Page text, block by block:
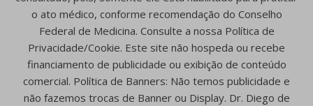
o ato médico, conforme recomendação do Conselho
Federal de Medicina. Consulte a nossa Política de
Privacidade/Cookie. Este site não hospeda ou recebe
financiamento de publicidade ou exibição de conteúdo
comercial. Política de Banners: Não temos publicidade e
não fazemos trocas de Banner ou Display. Dr. Diego de